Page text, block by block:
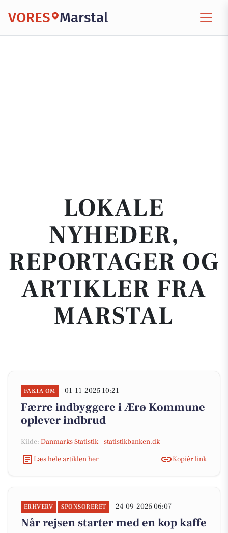
VORES Marstal
LOKALE
NYHEDER,
REPORTAGER OG
ARTIKLER FRA
MARSTAL
FAKTA OM 01-11-2025 10:21
Færre indbyggere i Ærø Kommune
oplever indbrud
Kilde: Danmarks Statistik - statistikbanken.dk
Læs hele artiklen her
Kopiér link
ERHVERV SPONSORERET 24-09-2025 06:07
Når rejsen starter med en kop kaffe